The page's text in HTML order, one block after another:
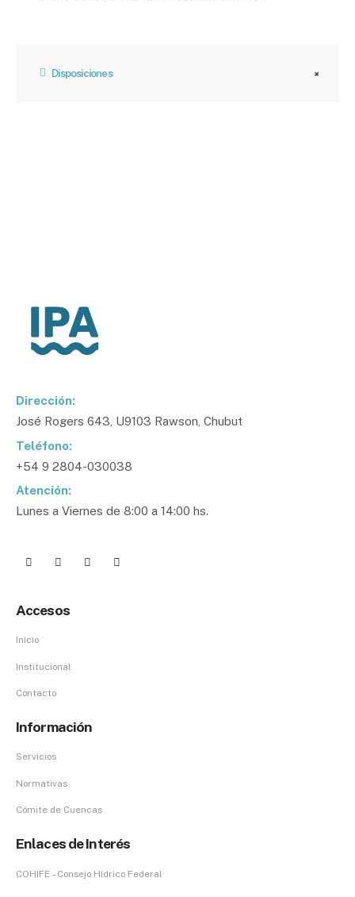
Disposiciones
Dirección:
José Rogers 643, U9103 Rawson, Chubut
Teléfono:
+54 9 2804-030038
Atención:
Lunes a Viernes de 8:00 a 14:00 hs.
Accesos
Inicio
Institucional
Contacto
Información
Servicios
Normativas
Cómite de Cuencas
Enlaces de Interés
COHIFE – Consejo Hídrico Federal